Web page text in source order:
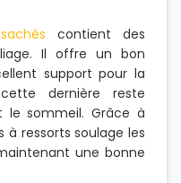
contient des
Il offre un bon
support pour la
dernière reste
le sommeil. Grâce à
ressorts soulage les
une bonne